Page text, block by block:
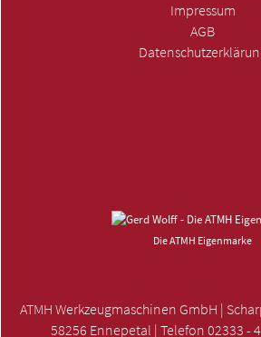
Impressum
AGB
Die ATMH Eigenmarke
ATMH Werkzeugmaschinen GmbH |
58256 Ennepetal | Telefon 02333 -